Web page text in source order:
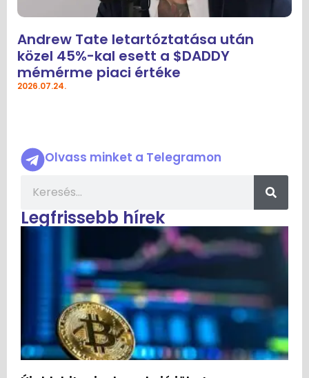
Andrew Tate letartóztatása után
közel 45%-kal esett a $DADDY
mémérme piaci értéke
2026.07.24.
Olvass minket a Telegramon
Legfrissebb hírek